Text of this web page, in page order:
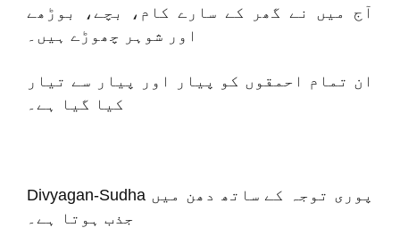
آج میں نے گھر کے سارے کام، بچے، بوڑھے
اور شوہر چھوڑے ہیں۔
ان تمام احمقوں کو پیار اور پیار سے تیار
کیا گیا ہے۔
Divyagan-Sudha پوری توجہ کے ساتھ دھن میں
جذب ہوتا ہے۔